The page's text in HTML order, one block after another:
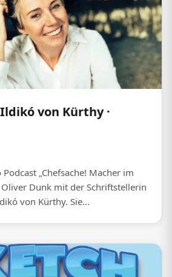
von Kürthy ·
„Chefsache! Macher im
Oliver Dunk mit der Schriftstellerin
von Kürthy. Sie...